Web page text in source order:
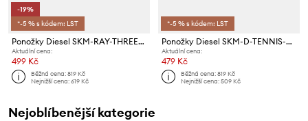
-19%
*-5 % s kódem: LST
Ponožky Diesel SKM-RAY-THREEPACK SOCKS 3-pack
Aktuální cena:
499 Kč
Běžná cena:819 Kč
Nejnižší cena:619 Kč
*-5 % s kódem: LST
Ponožky Diesel SKM-D-TENNIS-CREW 3-pack
Aktuální cena:
479 Kč
Běžná cena:819 Kč
Nejnižší cena:509 Kč
Nejoblíbenější kategorie